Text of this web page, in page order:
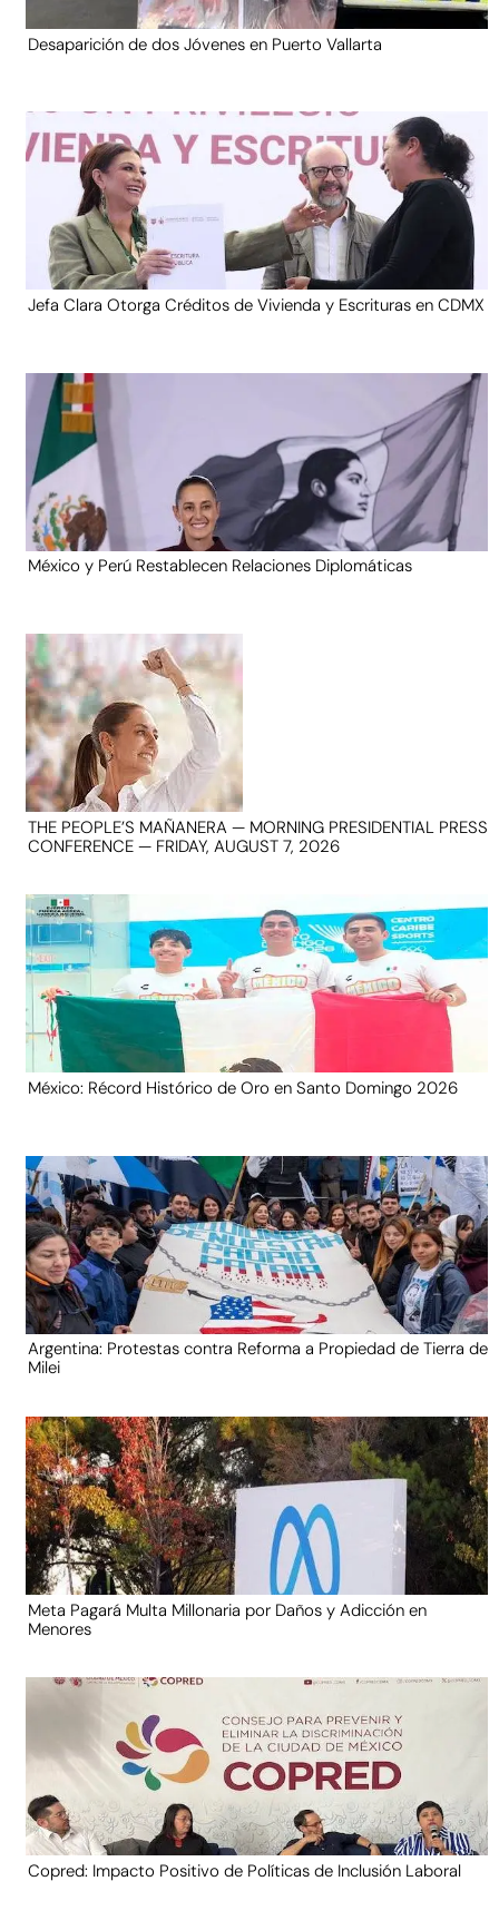
Desaparición de dos Jóvenes en Puerto Vallarta
Jefa Clara Otorga Créditos de Vivienda y Escrituras en CDMX
México y Perú Restablecen Relaciones Diplomáticas
THE PEOPLE’S MAÑANERA — MORNING PRESIDENTIAL PRESS
CONFERENCE — FRIDAY, AUGUST 7, 2026
México: Récord Histórico de Oro en Santo Domingo 2026
Argentina: Protestas contra Reforma a Propiedad de Tierra de
Milei
Meta Pagará Multa Millonaria por Daños y Adicción en
Menores
Copred: Impacto Positivo de Políticas de Inclusión Laboral